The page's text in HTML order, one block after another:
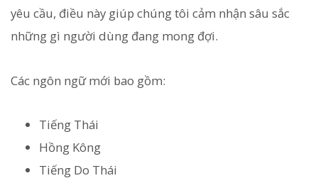
yêu cầu, điều này giúp chúng tôi cảm nhận sâu sắc
những gì người dùng đang mong đợi.
Các ngôn ngữ mới bao gồm:
Tiếng Thái
Hồng Kông
Tiếng Do Thái